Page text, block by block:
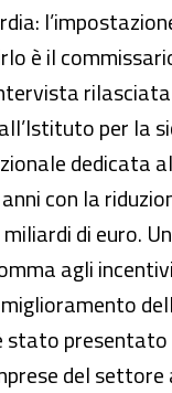
per il
è il
per la
dedicata
con la
di euro.
agli
stato presentato
del